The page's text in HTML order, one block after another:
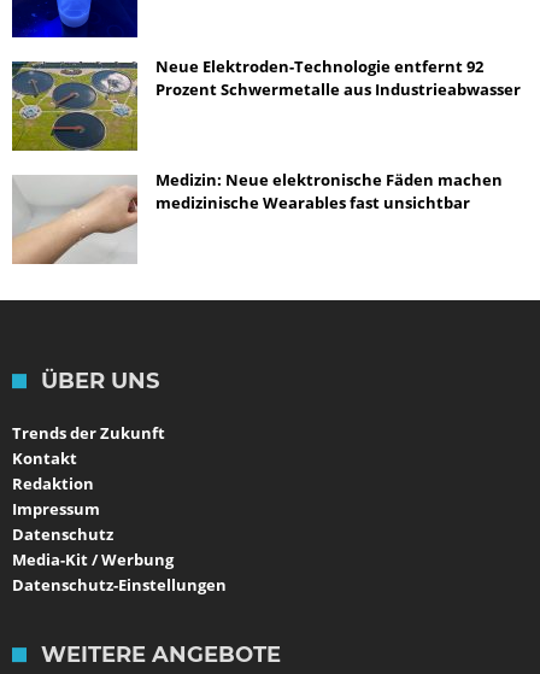
Neue Elektroden-Technologie entfernt 92
Prozent Schwermetalle aus Industrieabwasser
Medizin: Neue elektronische Fäden machen
medizinische Wearables fast unsichtbar
ÜBER UNS
Trends der Zukunft
Kontakt
Redaktion
Impressum
Datenschutz
Media-Kit / Werbung
Datenschutz-Einstellungen
WEITERE ANGEBOTE